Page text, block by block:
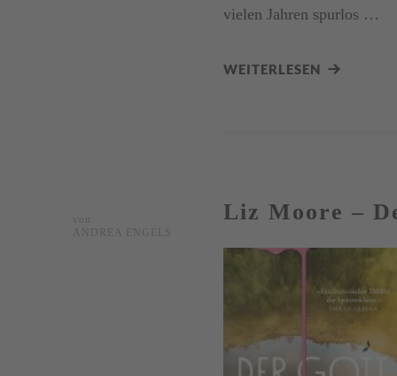
vielen Jahren spurlos …
WEITERLESEN
von
ANDREA ENGELS
Liz Moore –